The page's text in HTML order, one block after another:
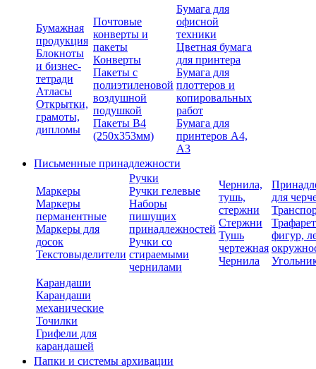
Бумажная
продукция
Блокноты
и бизнес-
тетради
Атласы
Открытки,
грамоты,
дипломы
Почтовые
конверты и
пакеты
Конверты
Пакеты с
полиэтиленовой
воздушной
подушкой
Пакеты В4
(250х353мм)
Бумага для
офисной
техники
Цветная бумага
для принтера
Бумага для
плоттеров и
копировальных
работ
Бумага для
принтеров А4,
А3
Письменные принадлежности
Маркеры
Маркеры
перманентные
Маркеры для
досок
Текстовыделители
Ручки
Ручки гелевые
Наборы
пишущих
принадлежностей
Ручки со
стираемыми
чернилами
Чернила,
тушь,
стержни
Стержни
Тушь
чертежная
Чернила
для
фигур,
Карандаши
Карандаши
механические
Точилки
Грифели для
карандашей
Папки и системы архивации